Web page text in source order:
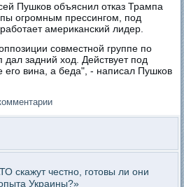
Пушков объяснил отказ Трампа
огромным прессингом, под
американский лидер.
совместной группе по
дал задний ход. Действует под
вина, а беда", - написал Пушков
скажут честно, готовы ли они
Украины?»